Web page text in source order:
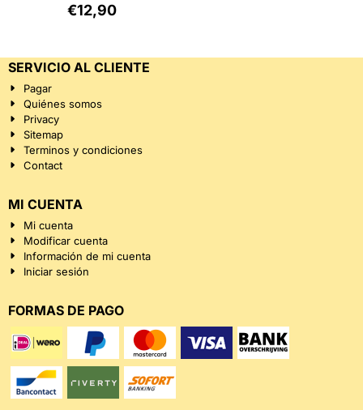
€12,90
SERVICIO AL CLIENTE
Pagar
Quiénes somos
Privacy
Sitemap
Terminos y condiciones
Contact
MI CUENTA
Mi cuenta
Modificar cuenta
Información de mi cuenta
Iniciar sesión
FORMAS DE PAGO